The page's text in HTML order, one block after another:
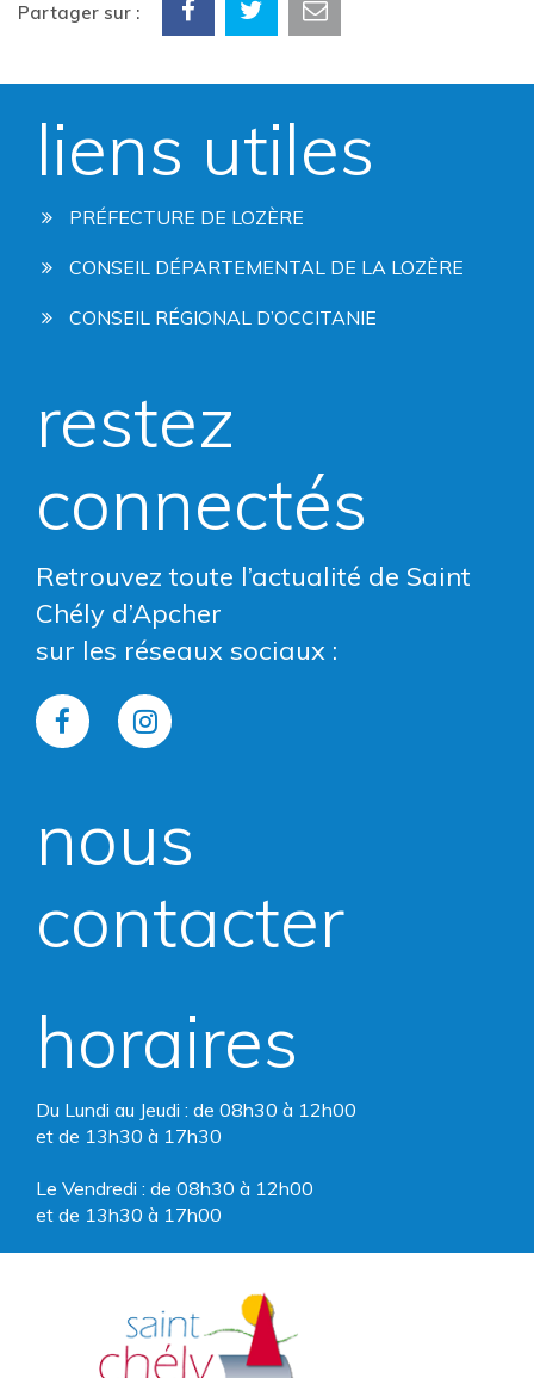
Partager sur :
liens utiles
PRÉFECTURE DE LOZÈRE
CONSEIL DÉPARTEMENTAL DE LA LOZÈRE
CONSEIL RÉGIONAL D’OCCITANIE
restez
connectés
Retrouvez toute l’actualité de Saint
Chély d’Apcher
sur les réseaux sociaux :
Lien
le
Facebook
Lien
le
Instagram
nous
contacter
horaires
Du Lundi au Jeudi : de 08h30 à 12h00
et de 13h30 à 17h30
Le Vendredi : de 08h30 à 12h00
et de 13h30 à 17h00